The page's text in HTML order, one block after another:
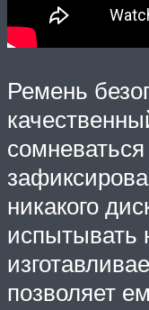
Ремень
никакого
испытывать
позволяет